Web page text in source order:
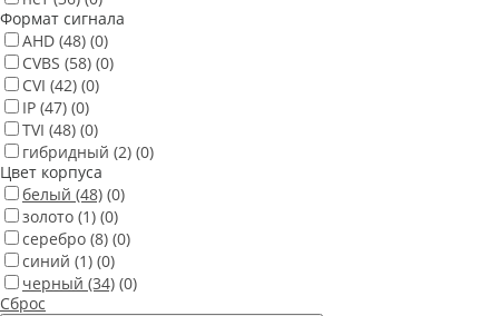
Формат сигнала
AHD (48) (0)
CVBS (58) (0)
CVI (42) (0)
IP (47) (0)
TVI (48) (0)
гибридный (2) (0)
Цвет корпуса
белый (48) (0)
золото (1) (0)
серебро (8) (0)
синий (1) (0)
черный (34) (0)
Сброс